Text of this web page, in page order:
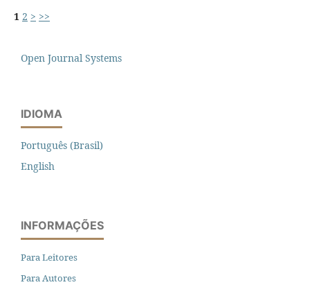
1 2 > >>
Open Journal Systems
IDIOMA
Português (Brasil)
English
INFORMAÇÕES
Para Leitores
Para Autores